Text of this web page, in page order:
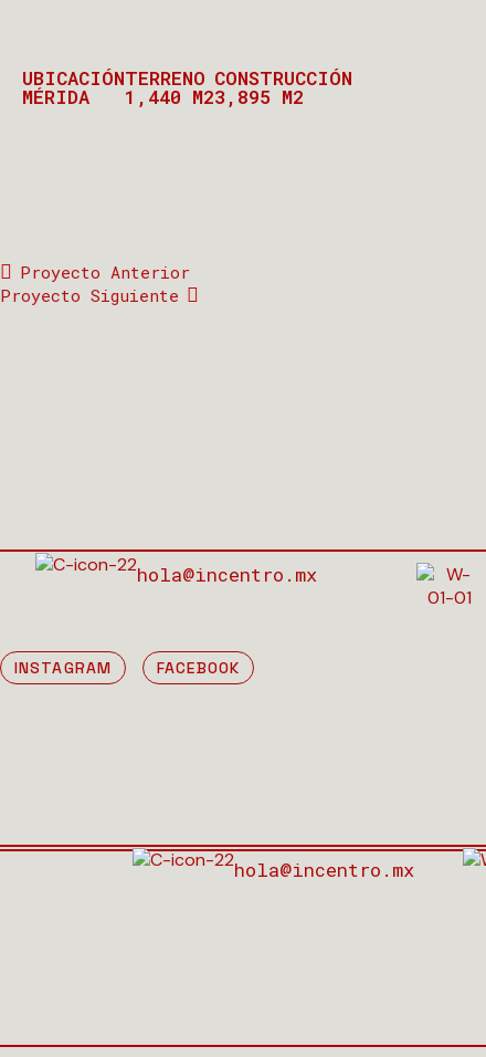
UBICACIÓN
MÉRIDA
TERRENO
1,440 M2
CONSTRUCCIÓN
3,895 M2
Proyecto Anterior
Proyecto Siguiente
hola@incentro.mx
INSTAGRAM FACEBOOK
hola@incentro.mx